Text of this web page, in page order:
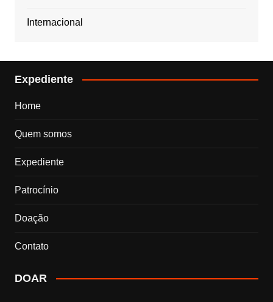
Internacional
Expediente
Home
Quem somos
Expediente
Patrocínio
Doação
Contato
DOAR